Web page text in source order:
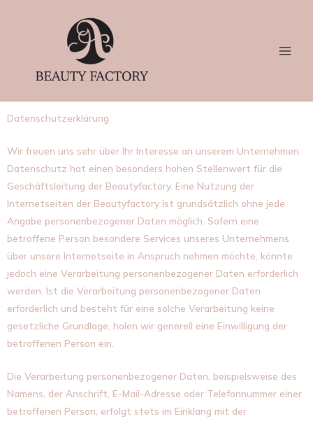
Datenschutzerklärung
Wir freuen uns sehr über Ihr Interesse an unserem Unternehmen.
Datenschutz hat einen besonders hohen Stellenwert für die
Geschäftsleitung der Beautyfactory. Eine Nutzung der
Internetseiten der Beautyfactory ist grundsätzlich ohne jede
Angabe personenbezogener Daten möglich. Sofern eine
betroffene Person besondere Services unseres Unternehmens
über unsere Internetseite in Anspruch nehmen möchte, könnte
jedoch eine Verarbeitung personenbezogener Daten erforderlich
werden. Ist die Verarbeitung personenbezogener Daten
erforderlich und besteht für eine solche Verarbeitung keine
gesetzliche Grundlage, holen wir generell eine Einwilligung der
betroffenen Person ein.
Die Verarbeitung personenbezogener Daten, beispielsweise des
Namens, der Anschrift, E-Mail-Adresse oder Telefonnummer einer
betroffenen Person, erfolgt stets im Einklang mit der